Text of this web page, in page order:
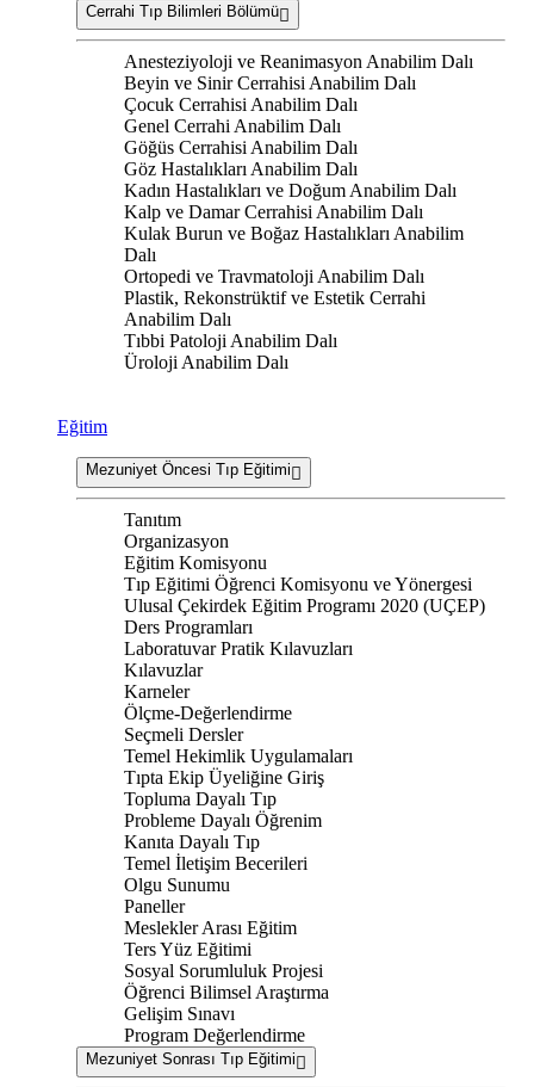
Cerrahi Tıp Bilimleri Bölümü
Anesteziyoloji ve Reanimasyon Anabilim Dalı
Beyin ve Sinir Cerrahisi Anabilim Dalı
Çocuk Cerrahisi Anabilim Dalı
Genel Cerrahi Anabilim Dalı
Göğüs Cerrahisi Anabilim Dalı
Göz Hastalıkları Anabilim Dalı
Kadın Hastalıkları ve Doğum Anabilim Dalı
Kalp ve Damar Cerrahisi Anabilim Dalı
Kulak Burun ve Boğaz Hastalıkları Anabilim
Dalı
Ortopedi ve Travmatoloji Anabilim Dalı
Plastik, Rekonstrüktif ve Estetik Cerrahi
Anabilim Dalı
Tıbbi Patoloji Anabilim Dalı
Üroloji Anabilim Dalı
Eğitim
Mezuniyet Öncesi Tıp Eğitimi
Tanıtım
Organizasyon
Eğitim Komisyonu
Tıp Eğitimi Öğrenci Komisyonu ve Yönergesi
Ulusal Çekirdek Eğitim Programı 2020 (UÇEP)
Ders Programları
Laboratuvar Pratik Kılavuzları
Kılavuzlar
Karneler
Ölçme-Değerlendirme
Seçmeli Dersler
Temel Hekimlik Uygulamaları
Tıpta Ekip Üyeliğine Giriş
Topluma Dayalı Tıp
Probleme Dayalı Öğrenim
Kanıta Dayalı Tıp
Temel İletişim Becerileri
Olgu Sunumu
Paneller
Meslekler Arası Eğitim
Ters Yüz Eğitimi
Sosyal Sorumluluk Projesi
Öğrenci Bilimsel Araştırma
Gelişim Sınavı
Program Değerlendirme
Mezuniyet Sonrası Tıp Eğitimi